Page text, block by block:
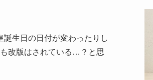
誕生日の日付が変わったりし
改版はされている…？と思